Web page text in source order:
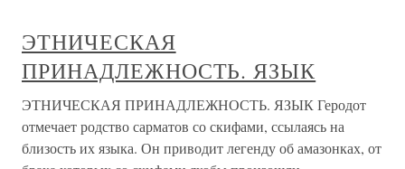
ЭТНИЧЕСКАЯ
ПРИНАДЛЕЖНОСТЬ. ЯЗЫК
ЭТНИЧЕСКАЯ ПРИНАДЛЕЖНОСТЬ. ЯЗЫК Геродот
отмечает родство сарматов со скифами, ссылаясь на
близость их языка. Он приводит легенду об амазонках, от